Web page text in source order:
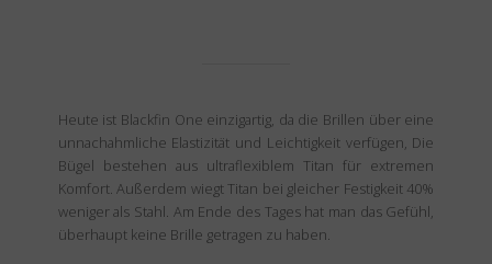
Heute ist Blackfin One einzigartig, da die Brillen über eine
unnachahmliche Elastizität und Leichtigkeit verfügen, Die
Bügel bestehen aus ultraflexiblem Titan für extremen
Komfort. Außerdem wiegt Titan bei gleicher Festigkeit 40%
weniger als Stahl. Am Ende des Tages hat man das Gefühl,
überhaupt keine Brille getragen zu haben.